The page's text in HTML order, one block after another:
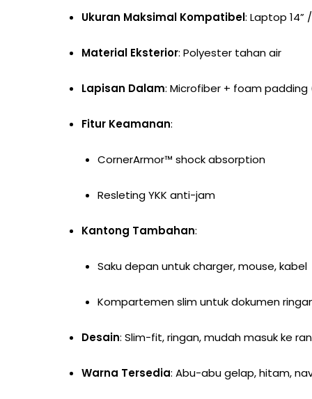
Ukuran Maksimal Kompatibel: Laptop 14”
Material Eksterior: Polyester tahan air
Lapisan Dalam: Microfiber + foam
Fitur Keamanan:
CornerArmor™ shock absorption
Resleting YKK anti-jam
Kantong Tambahan:
Saku depan untuk charger, mouse, kabel
Kompartemen slim untuk dokumen
Desain: Slim-fit, ringan, mudah masuk ke
Warna Tersedia: Abu-abu gelap, hitam,